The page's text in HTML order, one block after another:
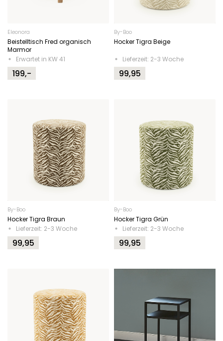
Eleonora
Beistelltisch Fred organisch
Marmor
Erwartet in KW 41
199,-
By-Boo
Hocker Tigra Beige
Lieferzeit: 2-3 Woche
99,95
By-Boo
Hocker Tigra Braun
Lieferzeit: 2-3 Woche
99,95
By-Boo
Hocker Tigra Grün
Lieferzeit: 2-3 Woche
99,95